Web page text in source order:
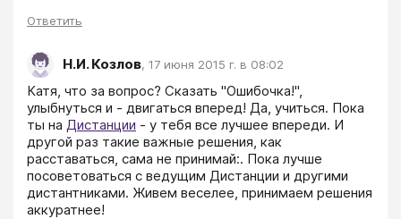
Ответить
Н.И. Козлов, 17 июня 2015 г. в 08:02
Катя, что за вопрос? Сказать "Ошибочка!",
улыбнуться и - двигаться вперед! Да, учиться. Пока
ты на Дистанции - у тебя все лучшее впереди. И
другой раз такие важные решения, как
расставаться, сама не принимай:. Пока лучше
посоветоваться с ведущим Дистанции и другими
дистантниками. Живем веселее, принимаем решения
аккуратнее!